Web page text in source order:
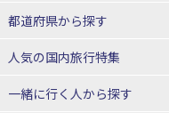
青森県
宮城県
山形県
青森県ホテル・旅館
宮城県ホテル・旅館
北海道
湯の川温泉(北海道)
十勝川温泉(北海道)
都道府県から探す
北海道旅行・ツアー
人気の国内旅行特集
東京ディズニーリゾート®への旅
一緒に行く人から探す